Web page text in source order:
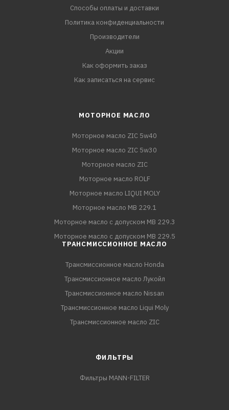
Способы оплаты и доставки
Политика конфиденциальности
Производители
Акции
Как оформить заказ
Как записаться на сервис
МОТОРНОЕ МАСЛО
Моторное масло ZIC 5w40
Моторное масло ZIC 5w30
Моторное масло ZIC
Моторное масло ROLF
Моторное масло LIQUI MOLY
Моторное масло MB 229.1
Моторное масло с допуском MB 229.3
Моторное масло с допуском MB 229.5
ТРАНСМИССИОННОЕ МАСЛО
Трансмиссионное масло Honda
Трансмиссионное масло Лукойл
Трансмиссионное масло Nissan
Трансмиссионное масло Liqui Moly
Трансмиссионное масло ZIC
ФИЛЬТРЫ
Фильтры MANN-FILTER